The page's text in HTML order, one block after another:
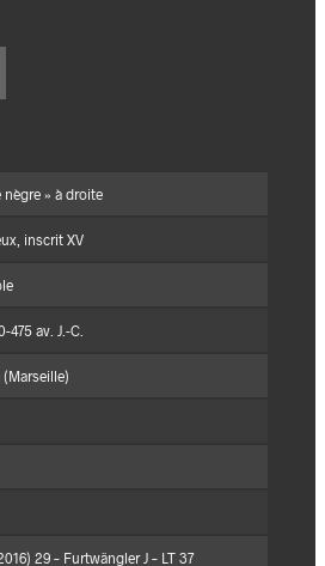
nègre » à droite
inscrit XV
475 av. J.-C.
(Marseille)
29 – Furtwängler J – LT 37